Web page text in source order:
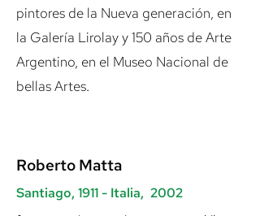
pintores de la Nueva generación, en
la Galería Lirolay y 150 años de Arte
Argentino, en el Museo Nacional de
bellas Artes.
Roberto Matta
Santiago, 1911 - Italia, 2002